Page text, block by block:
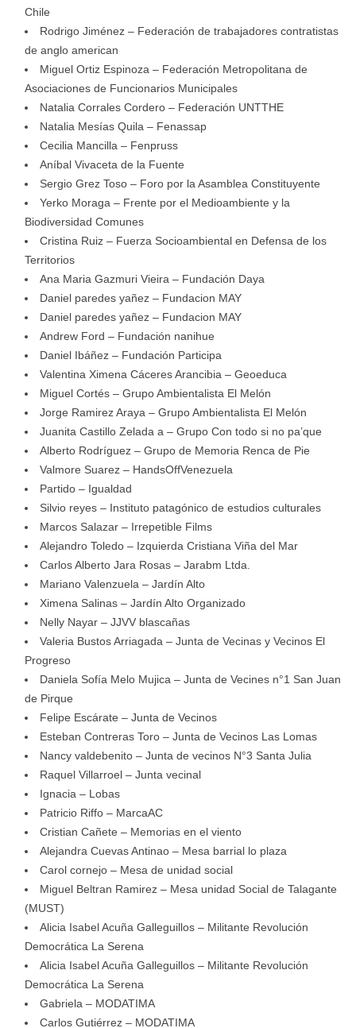
Chile
Rodrigo Jiménez – Federación de trabajadores contratistas
de anglo american
Miguel Ortiz Espinoza – Federación Metropolitana de
Asociaciones de Funcionarios Municipales
Natalia Corrales Cordero – Federación UNTTHE
Natalia Mesías Quila – Fenassap
Cecilia Mancilla – Fenpruss
Aníbal Vivaceta de la Fuente
Sergio Grez Toso – Foro por la Asamblea Constituyente
Yerko Moraga – Frente por el Medioambiente y la
Biodiversidad Comunes
Cristina Ruiz – Fuerza Socioambiental en Defensa de los
Territorios
Ana Maria Gazmuri Vieira – Fundación Daya
Daniel paredes yañez – Fundacion MAY
Daniel paredes yañez – Fundacion MAY
Andrew Ford – Fundación nanihue
Daniel Ibáñez – Fundación Participa
Valentina Ximena Cáceres Arancibia – Geoeduca
Miguel Cortés – Grupo Ambientalista El Melón
Jorge Ramirez Araya – Grupo Ambientalista El Melón
Juanita Castillo Zelada a – Grupo Con todo si no pa’que
Alberto Rodríguez – Grupo de Memoria Renca de Pie
Valmore Suarez – HandsOffVenezuela
Partido – Igualdad
Silvio reyes – Instituto patagónico de estudios culturales
Marcos Salazar – Irrepetible Films
Alejandro Toledo – Izquierda Cristiana Viña del Mar
Carlos Alberto Jara Rosas – Jarabm Ltda.
Mariano Valenzuela – Jardín Alto
Ximena Salinas – Jardín Alto Organizado
Nelly Nayar – JJVV blascañas
Valeria Bustos Arriagada – Junta de Vecinas y Vecinos El
Progreso
Daniela Sofía Melo Mujica – Junta de Vecines n°1 San Juan
de Pirque
Felipe Escárate – Junta de Vecinos
Esteban Contreras Toro – Junta de Vecinos Las Lomas
Nancy valdebenito – Junta de vecinos N°3 Santa Julia
Raquel Villarroel – Junta vecinal
Ignacia – Lobas
Patricio Riffo – MarcaAC
Cristian Cañete – Memorias en el viento
Alejandra Cuevas Antinao – Mesa barrial lo plaza
Carol cornejo – Mesa de unidad social
Miguel Beltran Ramirez – Mesa unidad Social de Talagante
(MUST)
Alicia Isabel Acuña Galleguillos – Militante Revolución
Democrática La Serena
Alicia Isabel Acuña Galleguillos – Militante Revolución
Democrática La Serena
Gabriela – MODATIMA
Carlos Gutiérrez – MODATIMA